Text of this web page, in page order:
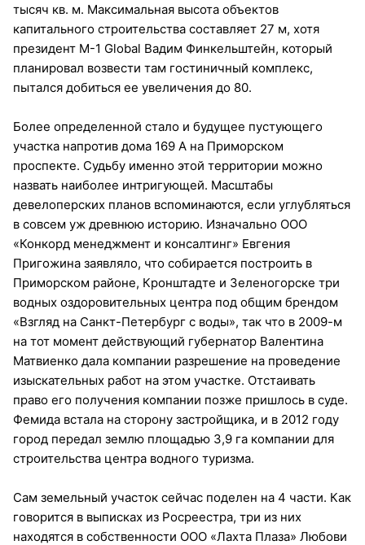
тысяч кв. м. Максимальная высота объектов
капитального строительства составляет 27 м, хотя
президент M-1 Global Вадим Финкельштейн, который
планировал возвести там гостиничный комплекс,
пытался добиться ее увеличения до 80.
Более определенной стало и будущее пустующего
участка напротив дома 169 А на Приморском
проспекте. Судьбу именно этой территории можно
назвать наиболее интригующей. Масштабы
девелоперских планов вспоминаются, если углубляться
в совсем уж древнюю историю. Изначально ООО
«Конкорд менеджмент и консалтинг» Евгения
Пригожина заявляло, что собирается построить в
Приморском районе, Кронштадте и Зеленогорске три
водных оздоровительных центра под общим брендом
«Взгляд на Санкт-Петербург с воды», так что в 2009-м
на тот момент действующий губернатор Валентина
Матвиенко дала компании разрешение на проведение
изыскательных работ на этом участке. Отстаивать
право его получения компании позже пришлось в суде.
Фемида встала на сторону застройщика, и в 2012 году
город передал землю площадью 3,9 га компании для
строительства центра водного туризма.
Сам земельный участок сейчас поделен на 4 части. Как
говорится в выписках из Росреестра, три из них
находятся в собственности ООО «Лахта Плаза» Любови